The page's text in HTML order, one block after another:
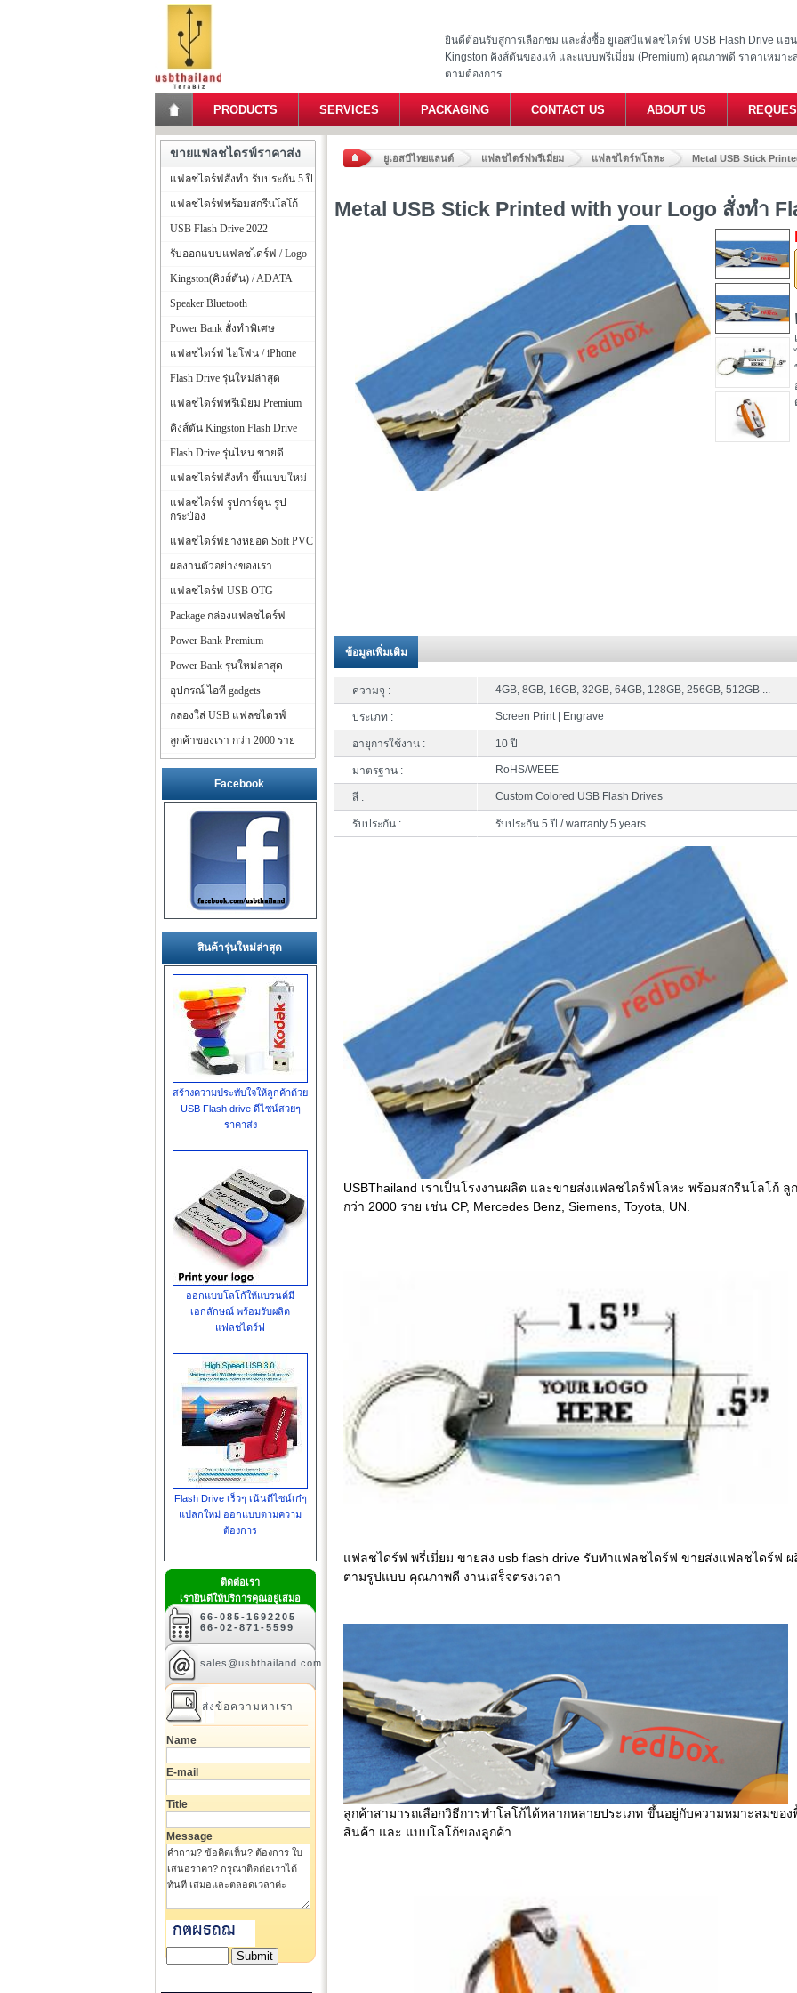
ยินดีต้อนรับสู่การเลือกชม และสั่งซื้อ ยูเอสบีแฟลชไดร์ฟ USB Flash Drive แฮ
Kingston คิงส์ตันของแท้ และแบบพรีเมี่ยม (Premium) คุณภาพดี ราคาเหมา
ตามต้องการ
PRODUCTS SERVICES PACKAGING CONTACT US ABOUT US
ยูเอสบีไทยแลนด์ แฟลชไดร์ฟพรีเมี่ยม แฟลชไดร์ฟโลหะ Metal USB Stick
Metal USB Stick Printed with your Logo สั่งทำ
ข้อมูลเพิ่มเติม
ความจุ : 4GB, 8GB, 16GB, 32GB, 64GB, 128GB, 256GB, 512GB ...
ประเภท : Screen Print | Engrave
อายุการใช้งาน : 10 ปี
มาตรฐาน : RoHS/WEEE
สี : Custom Colored USB Flash Drives
รับประกัน : รับประกัน 5 ปี / warranty 5 years
USBThailand เราเป็นโรงงานผลิต และขายส่งแฟลชไดร์ฟโลหะ พร้อมสกรีนโลโก้ ลู
กว่า 2000 ราย เช่น CP, Mercedes Benz, Siemens, Toyota, UN.
แฟลชไดร์ฟ พรี่เมี่ยม ขายส่ง usb flash drive รับทำแฟลชไดร์ฟ ขายส่งแฟลชไดร์ฟ ผ
ตามรูปแบบ คุณภาพดี งานเสร็จตรงเวลา
ลูกค้าสามารถเลือกวิธีการทำโลโก้ได้หลากหลายประเภท ขึ้นอยู่กับความหมาะสมของ
สินค้า และ แบบโลโก้ของลูกค้า
ขายแฟลชไดรฟ์ราคาส่ง
แฟลชไดร์ฟสั่งทำ รับประกัน 5 ปี
แฟลชไดร์ฟพร้อมสกรีนโลโก้
USB Flash Drive 2022
รับออกแบบแฟลชไดร์ฟ / Logo
Kingston(คิงส์ตัน) / ADATA
Speaker Bluetooth
Power Bank สั่งทำพิเศษ
แฟลชไดร์ฟ ไอโฟน / iPhone
Flash Drive รุ่นใหม่ล่าสุด
แฟลชไดร์ฟพรีเมี่ยม Premium
คิงส์ตัน Kingston Flash Drive
Flash Drive รุ่นไหน ขายดี
แฟลชไดร์ฟสั่งทำ ขึ้นแบบใหม่
แฟลชไดร์ฟ รูปการ์ตูน รูป
กระป๋อง
แฟลชไดร์ฟยางหยอด Soft PVC
ผลงานตัวอย่างของเรา
แฟลชไดร์ฟ USB OTG
Package กล่องแฟลชไดร์ฟ
Power Bank Premium
Power Bank รุ่นใหม่ล่าสุด
อุปกรณ์ ไอที gadgets
กล่องใส่ USB แฟลชไดรฟ์
ลูกค้าของเรา กว่า 2000 ราย
Facebook
สินค้ารุ่นใหม่ล่าสุด
สร้างความประทับใจให้ลูกค้าด้วย
USB Flash drive ดีไซน์สวยๆ
ราคาส่ง
ออกแบบโลโก้ให้แบรนด์มี
เอกลักษณ์ พร้อมรับผลิต
แฟลชไดร์ฟ
Flash Drive เร็วๆ เน้นดีไซน์เก๋ๆ
แปลกใหม่ ออกแบบตามความ
ต้องการ
ติดต่อเรา
เรายินดีให้บริการคุณอยู่เสมอ
66-085-1692205
66-02-871-5599
sales@usbthailand.com
ส่งข้อความหาเรา
Name
E-mail
Title
Message